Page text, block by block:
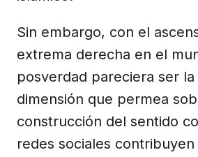
Sin embargo, con el
extrema derecha en el
posverdad pareciera ser la
dimensión que permea
construcción del sentido
redes sociales contribuyen